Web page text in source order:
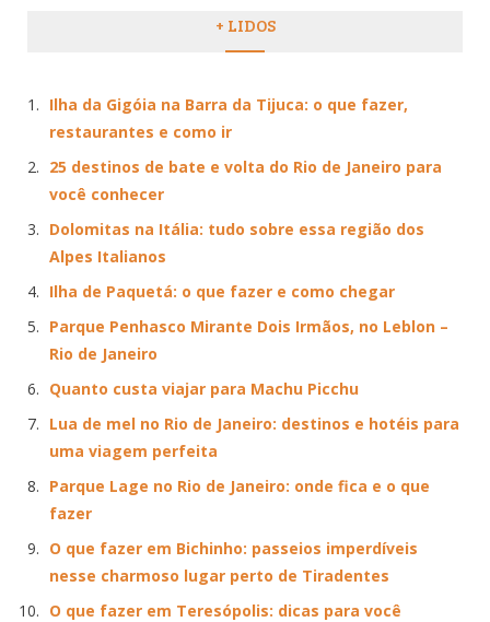
+ LIDOS
Ilha da Gigóia na Barra da Tijuca: o que fazer,
restaurantes e como ir
25 destinos de bate e volta do Rio de Janeiro para
você conhecer
Dolomitas na Itália: tudo sobre essa região dos
Alpes Italianos
Ilha de Paquetá: o que fazer e como chegar
Parque Penhasco Mirante Dois Irmãos, no Leblon –
Rio de Janeiro
Quanto custa viajar para Machu Picchu
Lua de mel no Rio de Janeiro: destinos e hotéis para
uma viagem perfeita
Parque Lage no Rio de Janeiro: onde fica e o que
fazer
O que fazer em Bichinho: passeios imperdíveis
nesse charmoso lugar perto de Tiradentes
O que fazer em Teresópolis: dicas para você